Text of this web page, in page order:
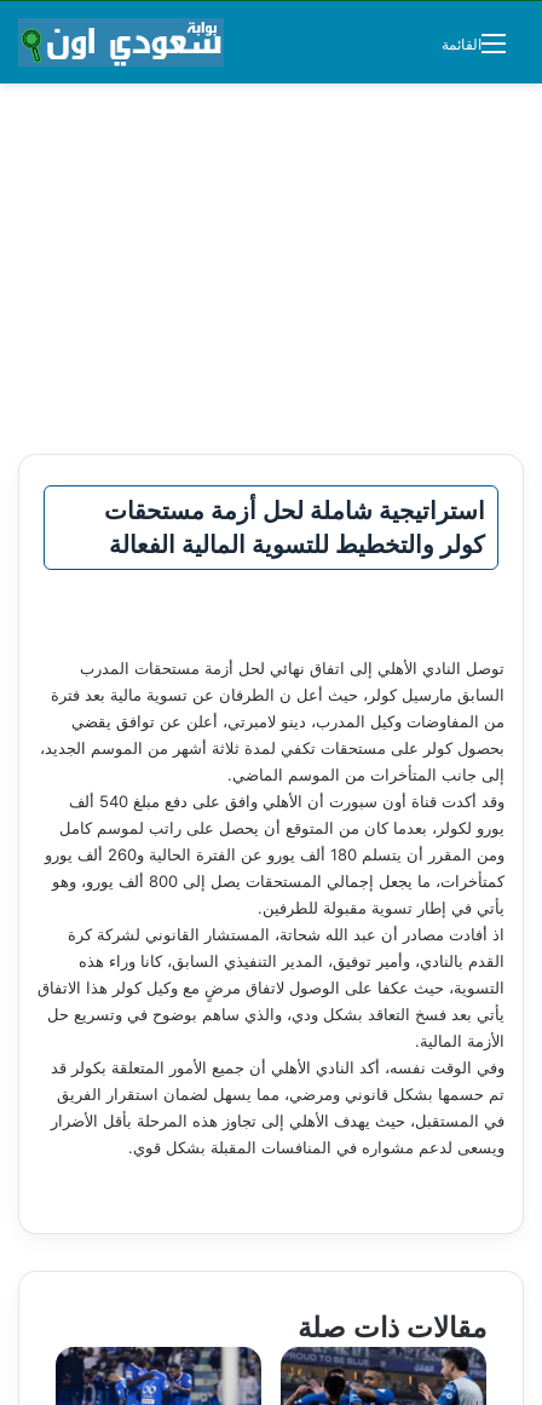
القائمة
استراتيجية شاملة لحل أزمة مستحقات
كولر والتخطيط للتسوية المالية الفعالة
توصل النادي الأهلي إلى اتفاق نهائي لحل أزمة مستحقات المدرب
السابق مارسيل كولر، حيث أعل ن الطرفان عن تسوية مالية بعد فترة
من المفاوضات وكيل المدرب، دينو لامبرتي، أعلن عن توافق يقضي
بحصول كولر على مستحقات تكفي لمدة ثلاثة أشهر من الموسم الجديد،
إلى جانب المتأخرات من الموسم الماضي.
وقد أكدت قناة أون سبورت أن الأهلي وافق على دفع مبلغ 540 ألف
يورو لكولر، بعدما كان من المتوقع أن يحصل على راتب لموسم كامل
ومن المقرر أن يتسلم 180 ألف يورو عن الفترة الحالية و260 ألف يورو
كمتأخرات، ما يجعل إجمالي المستحقات يصل إلى 800 ألف يورو، وهو
يأتي في إطار تسوية مقبولة للطرفين.
اذ أفادت مصادر أن عبد الله شحاتة، المستشار القانوني لشركة كرة
القدم بالنادي، وأمير توفيق، المدير التنفيذي السابق، كانا وراء هذه
التسوية، حيث عكفا على الوصول لاتفاق مرضٍ مع وكيل كولر هذا الاتفاق
يأتي بعد فسخ التعاقد بشكل ودي، والذي ساهم بوضوح في وتسريع حل
الأزمة المالية.
وفي الوقت نفسه، أكد النادي الأهلي أن جميع الأمور المتعلقة بكولر قد
تم حسمها بشكل قانوني ومرضي، مما يسهل لضمان استقرار الفريق
في المستقبل، حيث يهدف الأهلي إلى تجاوز هذه المرحلة بأقل الأضرار
ويسعى لدعم مشواره في المنافسات المقبلة بشكل قوي.
مقالات ذات صلة